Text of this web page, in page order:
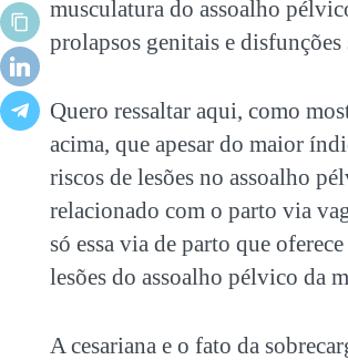
musculatura do assoalho
prolapsos genitais e disfunções
Quero ressaltar aqui, como
acima, que apesar do maior
riscos de lesões no assoalho
relacionado com o parto via
só essa via de parto que
lesões do assoalho pélvico da
A cesariana e o fato da